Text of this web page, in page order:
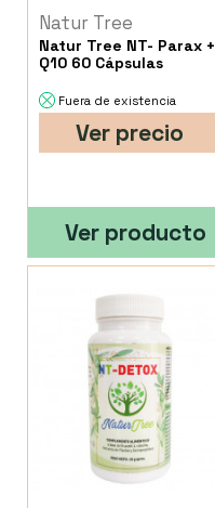
Natur Tree
Natur Tree NT- Parax +
Q10 60 Cápsulas
Fuera de existencia
Ver precio
Ver producto